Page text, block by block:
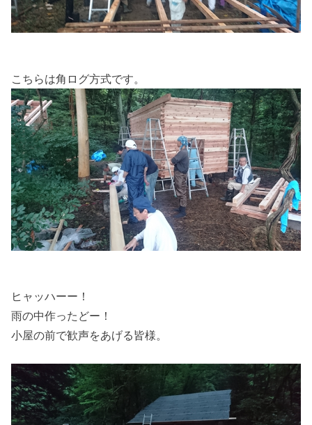
こちらは角ログ方式です。
ヒャッハーー！
雨の中作ったどー！
小屋の前で歓声をあげる皆様。